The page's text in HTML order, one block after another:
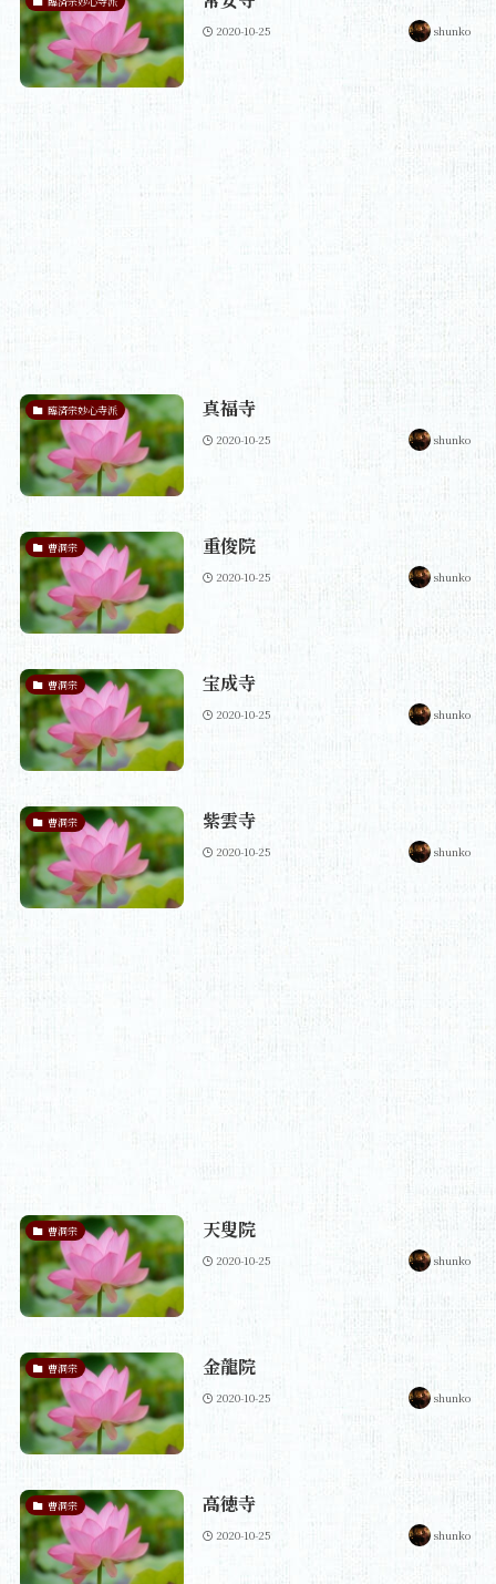
2020-10-25 shunko
臨済宗妙心寺派 真福寺
2020-10-25 shunko
曹洞宗 重俊院
2020-10-25 shunko
曹洞宗 宝成寺
2020-10-25 shunko
曹洞宗 紫雲寺
2020-10-25 shunko
曹洞宗 天叟院
2020-10-25 shunko
曹洞宗 金龍院
2020-10-25 shunko
曹洞宗 高徳寺
2020-10-25 shunko